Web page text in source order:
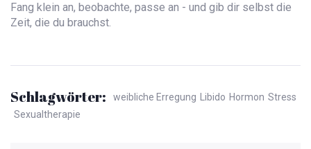
Fang klein an, beobachte, passe an - und gib dir selbst die
Zeit, die du brauchst.
Schlagwörter: weibliche Erregung Libido Hormon Stress
Sexualtherapie